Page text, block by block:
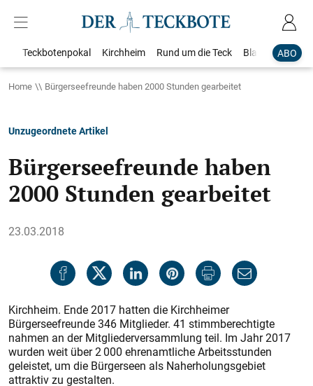
ABO
Teckbotenpokal Kirchheim Rund um die Teck Blaulicht
Home Bürgerseefreunde haben 2000 Stunden gearbeitet
Unzugeordnete Artikel
Bürgerseefreunde haben
2000 Stunden gearbeitet
23.03.2018
Kirchheim. Ende 2017 hatten die Kirchheimer
Bürgerseefreunde 346 Mitglieder. 41 stimmberechtigte
nahmen an der Mitgliederversammlung teil. Im Jahr 2017
wurden weit über 2 000 ehrenamtliche Arbeitsstunden
geleistet, um die Bürgerseen als Naherholungsgebiet
attraktiv zu gestalten.